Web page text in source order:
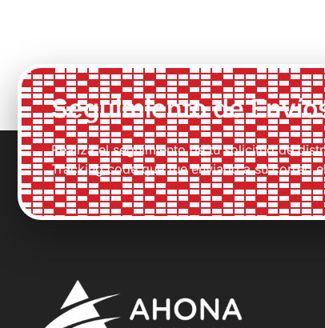
Seguimiento de
Realiza el seguimiento de tu solicitud de
Tracking code que fue enviado a su correo